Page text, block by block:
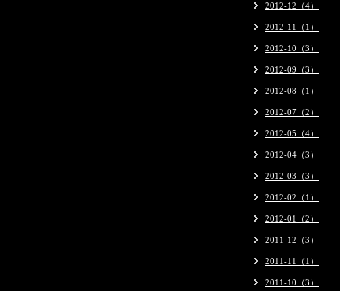
2012-12（4）
2012-11（1）
2012-10（3）
2012-09（3）
2012-08（1）
2012-07（2）
2012-05（4）
2012-04（3）
2012-03（3）
2012-02（1）
2012-01（2）
2011-12（3）
2011-11（1）
2011-10（3）